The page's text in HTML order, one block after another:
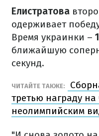
Елистратова
одерживает
Время украинки –
ближайшую
секунд.
ЧИТАЙТЕ ТАКЖЕ:
третью награду
неолимпийским